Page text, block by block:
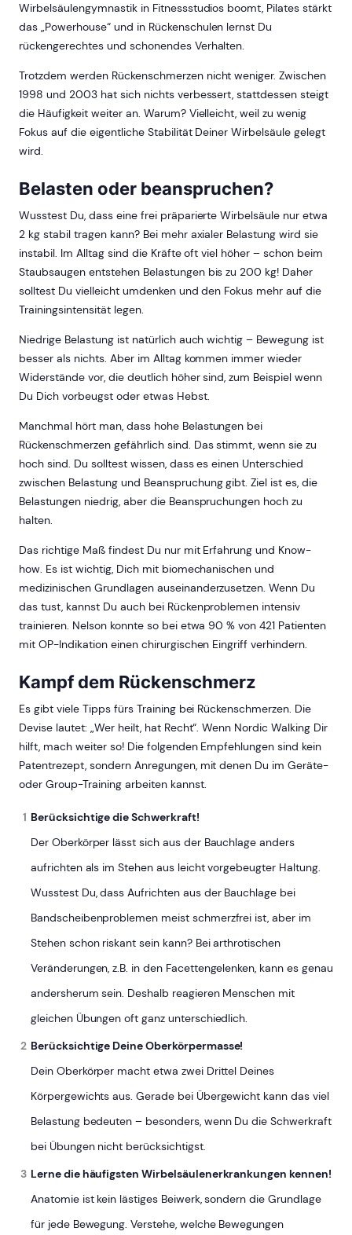
Wirbelsäulengymnastik in Fitnessstudios boomt, Pilates stärkt
das „Powerhouse“ und in Rückenschulen lernst Du
rückengerechtes und schonendes Verhalten.
Trotzdem werden Rückenschmerzen nicht weniger. Zwischen
1998 und 2003 hat sich nichts verbessert, stattdessen steigt
die Häufigkeit weiter an. Warum? Vielleicht, weil zu wenig
Fokus auf die eigentliche Stabilität Deiner Wirbelsäule gelegt
wird.
Belasten oder beanspruchen?
Wusstest Du, dass eine frei präparierte Wirbelsäule nur etwa
2 kg stabil tragen kann? Bei mehr axialer Belastung wird sie
instabil. Im Alltag sind die Kräfte oft viel höher – schon beim
Staubsaugen entstehen Belastungen bis zu 200 kg! Daher
solltest Du vielleicht umdenken und den Fokus mehr auf die
Trainingsintensität legen.
Niedrige Belastung ist natürlich auch wichtig – Bewegung ist
besser als nichts. Aber im Alltag kommen immer wieder
Widerstände vor, die deutlich höher sind, zum Beispiel wenn
Du Dich vorbeugst oder etwas Hebst.
Manchmal hört man, dass hohe Belastungen bei
Rückenschmerzen gefährlich sind. Das stimmt, wenn sie zu
hoch sind. Du solltest wissen, dass es einen Unterschied
zwischen Belastung und Beanspruchung gibt. Ziel ist es, die
Belastungen niedrig, aber die Beanspruchungen hoch zu
halten.
Das richtige Maß findest Du nur mit Erfahrung und Know-
how. Es ist wichtig, Dich mit biomechanischen und
medizinischen Grundlagen auseinanderzusetzen. Wenn Du
das tust, kannst Du auch bei Rückenproblemen intensiv
trainieren. Nelson konnte so bei etwa 90 % von 421 Patienten
mit OP-Indikation einen chirurgischen Eingriff verhindern.
Kampf dem Rückenschmerz
Es gibt viele Tipps fürs Training bei Rückenschmerzen. Die
Devise lautet: „Wer heilt, hat Recht“. Wenn Nordic Walking Dir
hilft, mach weiter so! Die folgenden Empfehlungen sind kein
Patentrezept, sondern Anregungen, mit denen Du im Geräte-
oder Group-Training arbeiten kannst.
Berücksichtige die Schwerkraft!
Der Oberkörper lässt sich aus der Bauchlage anders
aufrichten als im Stehen aus leicht vorgebeugter Haltung.
Wusstest Du, dass Aufrichten aus der Bauchlage bei
Bandscheibenproblemen meist schmerzfrei ist, aber im
Stehen schon riskant sein kann? Bei arthrotischen
Veränderungen, z.B. in den Facettengelenken, kann es genau
andersherum sein. Deshalb reagieren Menschen mit
gleichen Übungen oft ganz unterschiedlich.
Berücksichtige Deine Oberkörpermasse!
Dein Oberkörper macht etwa zwei Drittel Deines
Körpergewichts aus. Gerade bei Übergewicht kann das viel
Belastung bedeuten – besonders, wenn Du die Schwerkraft
bei Übungen nicht berücksichtigst.
Lerne die häufigsten Wirbelsäulenerkrankungen kennen!
Anatomie ist kein lästiges Beiwerk, sondern die Grundlage
für jede Bewegung. Verstehe, welche Bewegungen